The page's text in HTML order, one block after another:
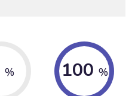
% 100 %